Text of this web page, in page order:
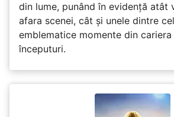
din lume, punând în evidență atât
afara scenei, cât și unele dintre
emblematice momente din
începuturi.